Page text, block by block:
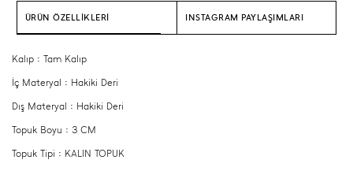
ÜRÜN ÖZELLİKLERİ INSTAGRAM PAYLAŞIMLARI
Kalıp : Tam Kalıp
İç Materyal : Hakiki Deri
Dış Materyal : Hakiki Deri
Topuk Boyu : 3 CM
Topuk Tipi : KALIN TOPUK